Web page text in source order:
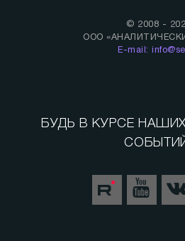
© 2008 -
ООО
E-mail:
БУДЬ В КУРСЕ